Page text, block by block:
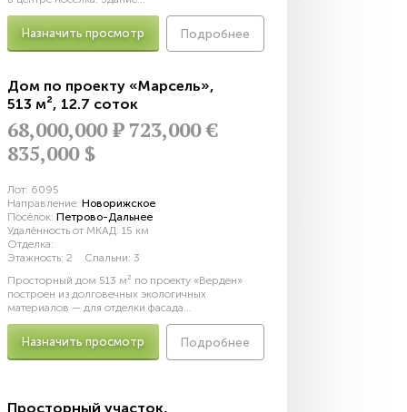
Назначить просмотр Подробнее
Дом по проекту «Марсель»,
513 м², 12.7 соток
68,000,000Р 723,000 €
835,000 $
Лот: 6095
Направление: Новорижское
Посёлок: Петрово-Дальнее
Удалённость от МКАД: 15 км
Отделка:
Этажность: 2 Спальни: 3
Просторный дом 513 м² по проекту «Верден»
построен из долговечных экологичных
материалов — для отделки фасада...
Назначить просмотр Подробнее
Просторный участок,